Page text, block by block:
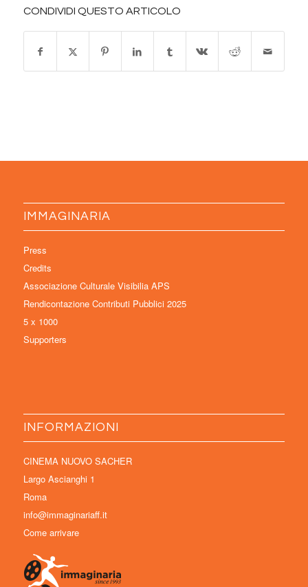
CONDIVIDI QUESTO ARTICOLO
IMMAGINARIA
Press
Credits
Associazione Culturale Visibilia APS
Rendicontazione Contributi Pubblici 2025
5 x 1000
Supporters
INFORMAZIONI
CINEMA NUOVO SACHER
Largo Ascianghi 1
Roma
info@immaginariaff.it
Come arrivare